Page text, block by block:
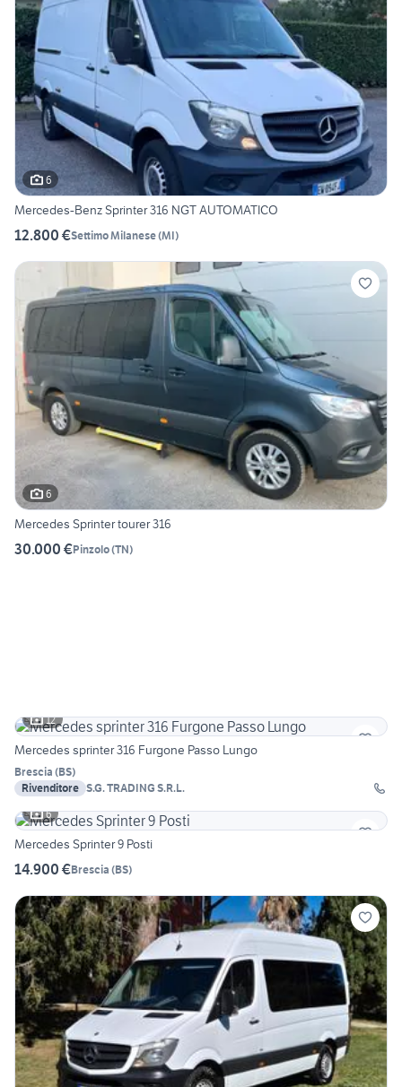
6
Mercedes-Benz Sprinter 316 NGT AUTOMATICO
12.800 €Settimo Milanese(MI)
6
Mercedes Sprinter tourer 316
30.000 €Pinzolo(TN)
12
Mercedes sprinter 316 Furgone Passo Lungo
Brescia (BS)
Rivenditore S.G. TRADING S.R.L.
6
Mercedes Sprinter 9 Posti
14.900 €Brescia (BS)